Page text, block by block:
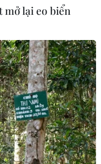
mở lại eo biển